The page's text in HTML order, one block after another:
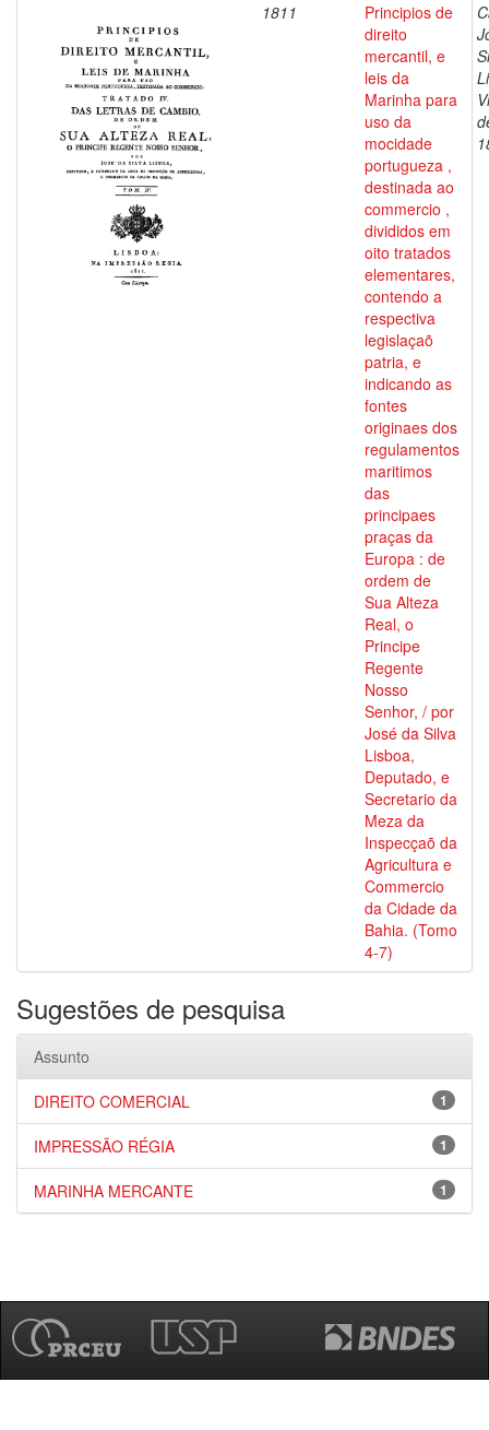
1811
Principios de
direito
mercantil, e
leis da
Marinha para
uso da
mocidade
portugueza ,
destinada ao
commercio ,
divididos em
oito tratados
elementares,
contendo a
respectiva
legislaçaõ
patria, e
indicando as
fontes
originaes dos
regulamentos
maritimos
das
principaes
praças da
Europa : de
ordem de
Sua Alteza
Real, o
Principe
Regente
Nosso
Senhor, / por
José da Silva
Lisboa,
Deputado, e
Secretario da
Meza da
Inspecçaõ da
Agricultura e
Commercio
da Cidade da
Bahia. (Tomo
4-7)
Sugestões de pesquisa
Assunto
1
DIREITO COMERCIAL
1
IMPRESSÃO RÉGIA
1
MARINHA MERCANTE